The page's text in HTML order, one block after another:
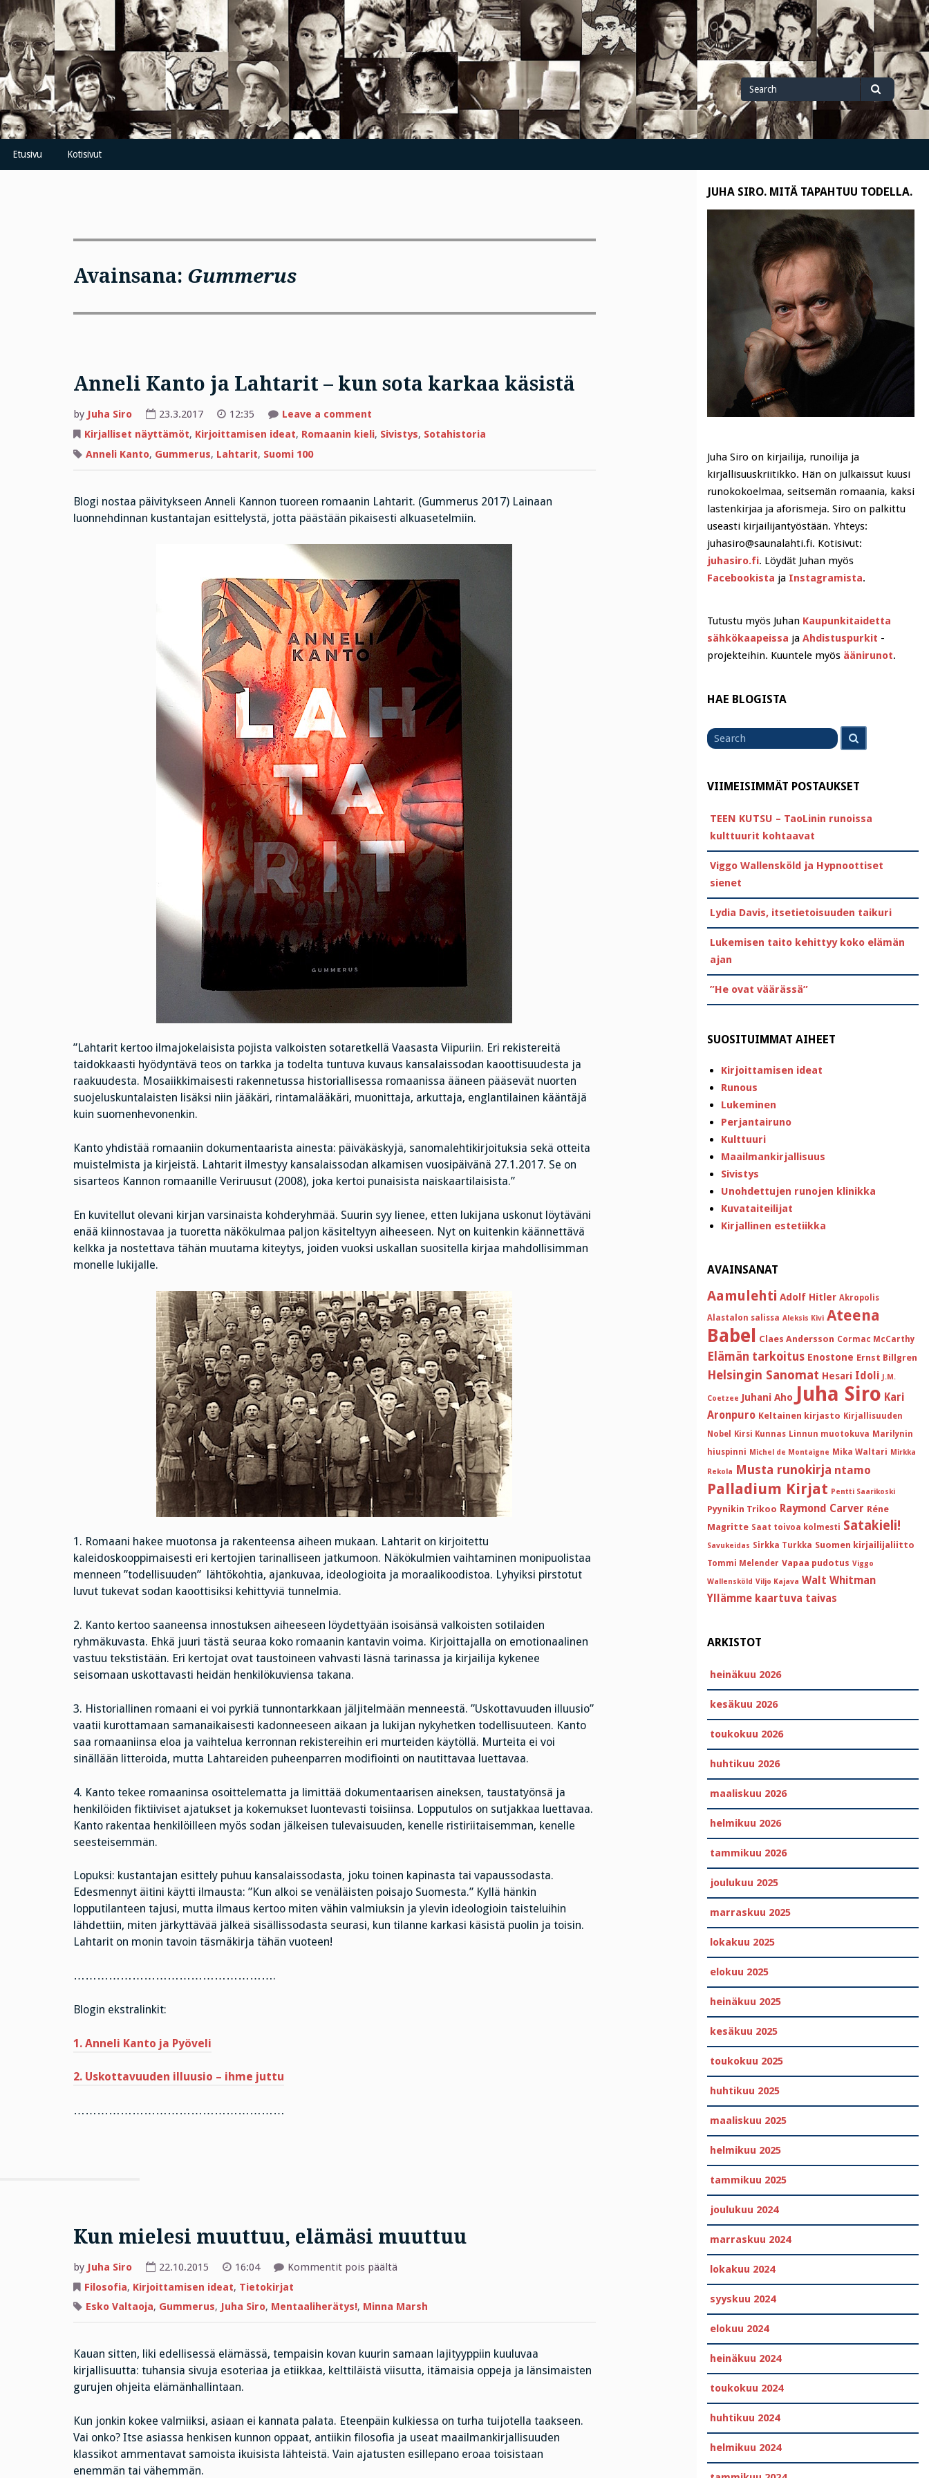
Skip
to
content
Search
for
Search
Etusivu Kotisivut
Avainsana: Gummerus
Anneli Kanto ja Lahtarit – kun sota karkaa käsistä
by Juha Siro 23.3.2017 12:35 Leave a commenton
Kanto
ja
käsistä
Kirjalliset näyttämöt, Kirjoittamisen ideat, Romaanin kieli, Sivistys, Sotahistoria
Anneli Kanto, Gummerus, Lahtarit, Suomi 100
Blogi nostaa päivitykseen Anneli Kannon tuoreen romaanin Lahtarit. (Gummerus 2017) Lainaan
luonnehdinnan kustantajan esittelystä, jotta päästään pikaisesti alkuasetelmiin.
”Lahtarit kertoo ilmajokelaisista pojista valkoisten sotaretkellä Vaasasta Viipuriin. Eri rekistereitä
taidokkaasti hyödyntävä teos on tarkka ja todelta tuntuva kuvaus kansalaissodan kaoottisuudesta ja
raakuudesta. Mosaiikkimaisesti rakennetussa historiallisessa romaanissa ääneen pääsevät nuorten
suojeluskuntalaisten lisäksi niin jääkäri, rintamalääkäri, muonittaja, arkuttaja, englantilainen kääntäjä
kuin suomenhevonenkin.
Kanto yhdistää romaaniin dokumentaarista ainesta: päiväkäskyjä, sanomalehtikirjoituksia sekä otteita
muistelmista ja kirjeistä. Lahtarit ilmestyy kansalaissodan alkamisen vuosipäivänä 27.1.2017. Se on
sisarteos Kannon romaanille Veriruusut (2008), joka kertoi punaisista naiskaartilaisista.”
En kuvitellut olevani kirjan varsinaista kohderyhmää. Suurin syy lienee, etten lukijana uskonut löytäväni
enää kiinnostavaa ja tuoretta näkökulmaa paljon käsiteltyyn aiheeseen. Nyt on kuitenkin käännettävä
kelkka ja nostettava tähän muutama kiteytys, joiden vuoksi uskallan suositella kirjaa mahdollisimman
monelle lukijalle.
1. Romaani hakee muotonsa ja rakenteensa aiheen mukaan. Lahtarit on kirjoitettu
kaleidoskooppimaisesti eri kertojien tarinalliseen jatkumoon. Näkökulmien vaihtaminen monipuolistaa
menneen ”todellisuuden” lähtökohtia, ajankuvaa, ideologioita ja moraalikoodistoa. Lyhyiksi pirstotut
luvut tukevat sodan kaoottisiksi kehittyviä tunnelmia.
2. Kanto kertoo saaneensa innostuksen aiheeseen löydettyään isoisänsä valkoisten sotilaiden
ryhmäkuvasta. Ehkä juuri tästä seuraa koko romaanin kantavin voima. Kirjoittajalla on emotionaalinen
vastuu tekstistään. Eri kertojat ovat taustoineen vahvasti läsnä tarinassa ja kirjailija kykenee
seisomaan uskottavasti heidän henkilökuviensa takana.
3. Historiallinen romaani ei voi pyrkiä tunnontarkkaan jäljitelmään menneestä. ”Uskottavuuden illuusio”
vaatii kurottamaan samanaikaisesti kadonneeseen aikaan ja lukijan nykyhetken todellisuuteen. Kanto
saa romaaniinsa eloa ja vaihtelua kerronnan rekistereihin eri murteiden käytöllä. Murteita ei voi
sinällään litteroida, mutta Lahtareiden puheenparren modifiointi on nautittavaa luettavaa.
4. Kanto tekee romaaninsa osoittelematta ja limittää dokumentaarisen aineksen, taustatyönsä ja
henkilöiden fiktiiviset ajatukset ja kokemukset luontevasti toisiinsa. Lopputulos on sutjakkaa luettavaa.
Kanto rakentaa henkilöilleen myös sodan jälkeisen tulevaisuuden, kenelle ristiriitaisemman, kenelle
seesteisemmän.
Lopuksi: kustantajan esittely puhuu kansalaissodasta, joku toinen kapinasta tai vapaussodasta.
Edesmennyt äitini käytti ilmausta: ”Kun alkoi se venäläisten poisajo Suomesta.” Kyllä hänkin
lopputilanteen tajusi, mutta ilmaus kertoo miten vähin valmiuksin ja ylevin ideologioin taisteluihin
lähdettiin, miten järkyttävää jälkeä sisällissodasta seurasi, kun tilanne karkasi käsistä puolin ja toisin.
Lahtarit on monin tavoin täsmäkirja tähän vuoteen!
…………………………………………….
Blogin ekstralinkit:
1. Anneli Kanto ja Pyöveli
2. Uskottavuuden illuusio – ihme juttu
………………………………………………
Kun mielesi muuttuu, elämäsi muuttuu
by Juha Siro 22.10.2015 16:04 Kommentit pois päältäartikkelissa
elämäsi
Filosofia, Kirjoittamisen ideat, Tietokirjat
Esko Valtaoja, Gummerus, Juha Siro, Mentaaliherätys!, Minna Marsh
Kauan sitten, liki edellisessä elämässä, tempaisin kovan kuurin samaan lajityyppiin kuuluvaa
kirjallisuutta: tuhansia sivuja esoteriaa ja etiikkaa, kelttiläistä viisutta, itämaisia oppeja ja länsimaisten
gurujen ohjeita elämänhallintaan.
Kun jonkin kokee valmiiksi, asiaan ei kannata palata. Eteenpäin kulkiessa on turha tuijotella taakseen.
Vai onko? Itse asiassa henkisen kunnon oppaat, antiikin filosofia ja useat maailmankirjallisuuden
klassikot ammentavat samoista ikuisista lähteistä. Vain ajatusten esillepano eroaa toisistaan
enemmän tai vähemmän.
JUHA SIRO. MITÄ TAPAHTUU TODELLA.
Juha Siro on kirjailija, runoilija ja
kirjallisuuskriitikko. Hän on julkaissut kuusi
runokokoelmaa, seitsemän romaania, kaksi
lastenkirjaa ja aforismeja. Siro on palkittu
useasti kirjailijantyöstään. Yhteys:
juhasiro@saunalahti.fi. Kotisivut:
juhasiro.fi. Löydät Juhan myös
Facebookista ja Instagramista.
Tutustu myös Juhan Kaupunkitaidetta
sähkökaapeissa ja Ahdistuspurkit -
projekteihin. Kuuntele myös äänirunot.
HAE BLOGISTA
for
VIIMEISIMMÄT POSTAUKSET
TEEN KUTSU – TaoLinin runoissa
kulttuurit kohtaavat
Viggo Wallensköld ja Hypnoottiset
sienet
Lydia Davis, itsetietoisuuden taikuri
Lukemisen taito kehittyy koko elämän
ajan
”He ovat väärässä”
SUOSITUIMMAT AIHEET
Kirjoittamisen ideat
Runous
Lukeminen
Perjantairuno
Kulttuuri
Maailmankirjallisuus
Sivistys
Unohdettujen runojen klinikka
Kuvataiteilijat
Kirjallinen estetiikka
AVAINSANAT
Aamulehti Adolf Hitler Akropolis
Alastalon salissa Aleksis Kivi Ateena
Babel Claes Andersson Cormac McCarthy
Elämän tarkoitus Enostone Ernst Billgren
Helsingin Sanomat Hesari Idoli J.M.
Coetzee Juhani Aho Juha Siro Kari
Aronpuro Keltainen kirjasto Kirjallisuuden
Nobel
Kirsi Kunnas Linnun muotokuva Marilynin
hiuspinni Michel de Montaigne Mika Waltari Mirkka
Rekola Musta runokirja ntamo
Palladium Kirjat Pentti Saarikoski
Pyynikin Trikoo Raymond Carver Réne
Magritte Saat toivoa kolmesti Satakieli!
Savukeidas Sirkka Turkka Suomen kirjailijaliitto
Tommi Melender Vapaa pudotus Viggo
Wallensköld Viljo Kajava Walt Whitman
Yllämme kaartuva taivas
ARKISTOT
heinäkuu 2026
kesäkuu 2026
toukokuu 2026
huhtikuu 2026
maaliskuu 2026
helmikuu 2026
tammikuu 2026
joulukuu 2025
marraskuu 2025
lokakuu 2025
elokuu 2025
heinäkuu 2025
kesäkuu 2025
toukokuu 2025
huhtikuu 2025
maaliskuu 2025
helmikuu 2025
tammikuu 2025
joulukuu 2024
marraskuu 2024
lokakuu 2024
syyskuu 2024
elokuu 2024
heinäkuu 2024
toukokuu 2024
huhtikuu 2024
helmikuu 2024